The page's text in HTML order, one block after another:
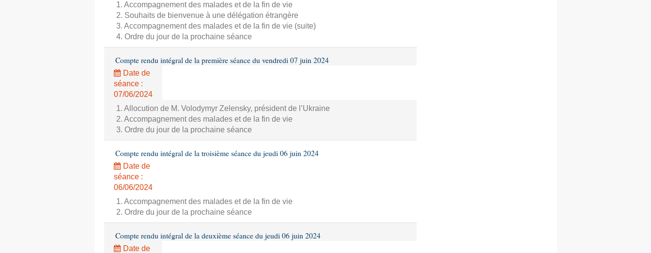
1. Accompagnement des malades et de la fin de vie
2. Souhaits de bienvenue à une délégation étrangère
3. Accompagnement des malades et de la fin de vie (suite)
4. Ordre du jour de la prochaine séance
Compte rendu intégral de la première séance du vendredi 07 juin 2024
Date de
séance :
07/06/2024
1. Allocution de M. Volodymyr Zelensky, président de l’Ukraine
2. Accompagnement des malades et de la fin de vie
3. Ordre du jour de la prochaine séance
Compte rendu intégral de la troisième séance du jeudi 06 juin 2024
Date de
séance :
06/06/2024
1. Accompagnement des malades et de la fin de vie
2. Ordre du jour de la prochaine séance
Compte rendu intégral de la deuxième séance du jeudi 06 juin 2024
Date de